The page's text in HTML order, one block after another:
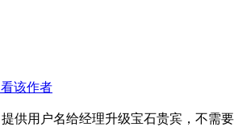
该作者
供用户名给经理升级宝石贵宾，不需